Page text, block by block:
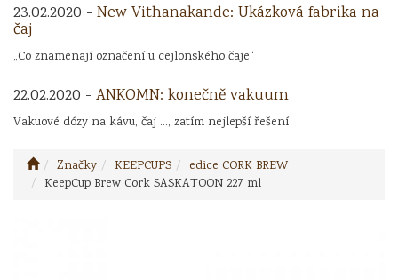
23.02.2020 - New Vithanakande: Ukázková fabrika na
čaj
„Co znamenají označení u cejlonského čaje“
22.02.2020 - ANKOMN: konečně vakuum
Vakuové dózy na kávu, čaj ..., zatím nejlepší řešení
Značky KEEPCUPS
edice CORK BREW
KeepCup Brew Cork SASKATOON 227 ml